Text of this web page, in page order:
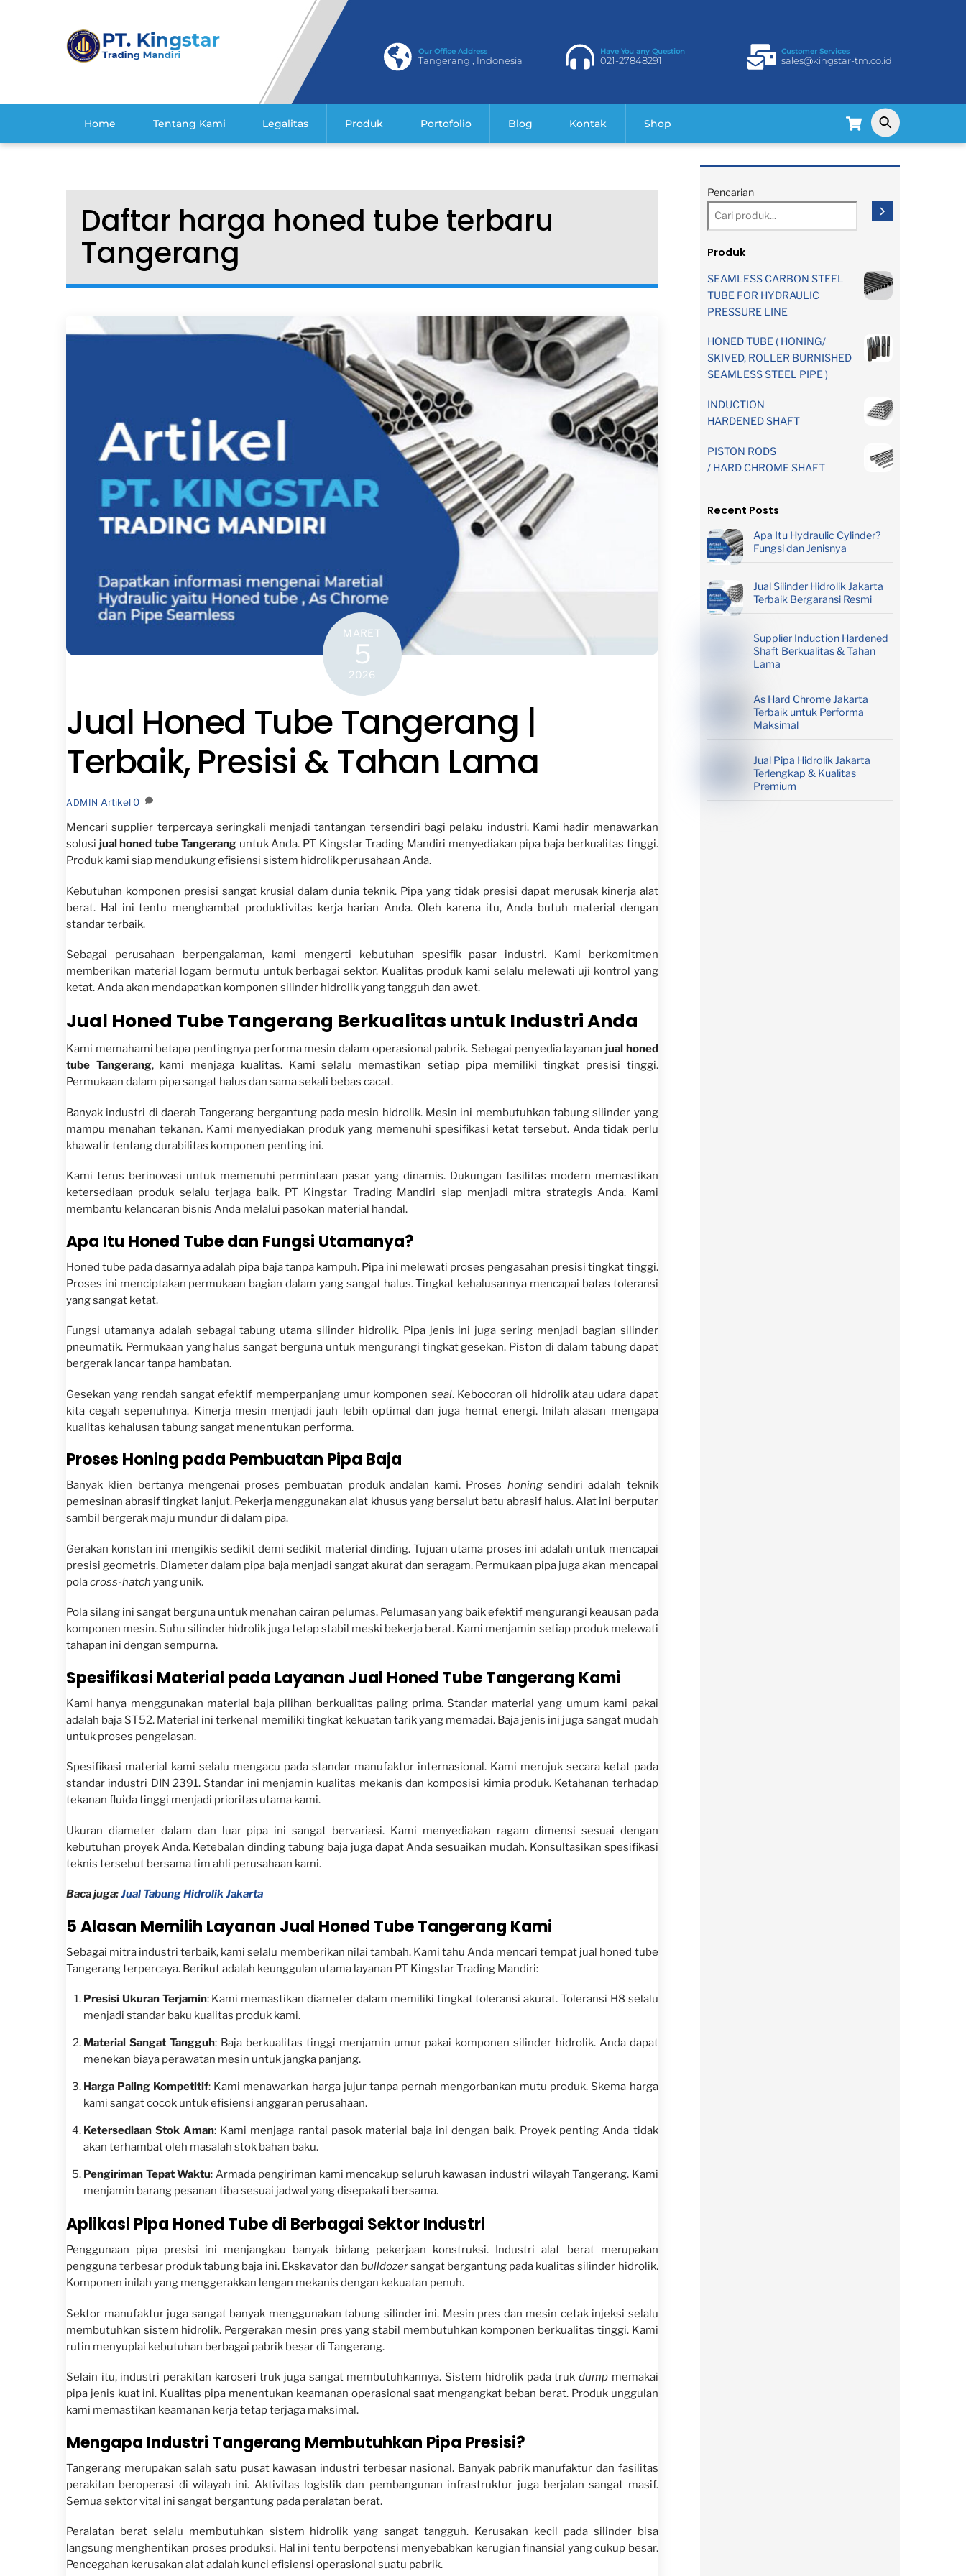
Cart
Home Tentang Kami Legalitas Produk Portofolio Blog Kontak Shop
Our Office Address
Tangerang , Indonesia
Have You any Question
021-27848291
Customer Services
sales@kingstar-tm.co.id
Daftar harga honed tube terbaru
Tangerang
MARET
5
2026
Jual Honed Tube Tangerang |
Terbaik, Presisi & Tahan Lama
ADMIN Artikel 0
Mencari supplier terpercaya seringkali menjadi tantangan tersendiri bagi pelaku industri. Kami hadir menawarkan
solusi jual honed tube Tangeranguntuk Anda. PT Kingstar Trading Mandiri menyediakan pipa baja berkualitas tinggi.
Produk kami siap mendukung efisiensi sistem hidrolik perusahaan Anda.
Kebutuhan komponen presisi sangat krusial dalam dunia teknik. Pipa yang tidak presisi dapat merusak kinerja alat
berat. Hal ini tentu menghambat produktivitas kerja harian Anda. Oleh karena itu, Anda butuh material dengan
standar terbaik.
Sebagai perusahaan berpengalaman, kami mengerti kebutuhan spesifik pasar industri. Kami berkomitmen
memberikan material logam bermutu untuk berbagai sektor. Kualitas produk kami selalu melewati uji kontrol yang
ketat. Anda akan mendapatkan komponen silinder hidrolik yang tangguh dan awet.
Jual Honed Tube Tangerang Berkualitas untuk Industri Anda
Kami memahami betapa pentingnya performa mesin dalam operasional pabrik. Sebagai penyedia layanan jual honed
tube Tangerang, kami menjaga kualitas. Kami selalu memastikan setiap pipa memiliki tingkat presisi tinggi.
Permukaan dalam pipa sangat halus dan sama sekali bebas cacat.
Banyak industri di daerah Tangerang bergantung pada mesin hidrolik. Mesin ini membutuhkan tabung silinder yang
mampu menahan tekanan. Kami menyediakan produk yang memenuhi spesifikasi ketat tersebut. Anda tidak perlu
khawatir tentang durabilitas komponen penting ini.
Kami terus berinovasi untuk memenuhi permintaan pasar yang dinamis. Dukungan fasilitas modern memastikan
ketersediaan produk selalu terjaga baik. PT Kingstar Trading Mandiri siap menjadi mitra strategis Anda. Kami
membantu kelancaran bisnis Anda melalui pasokan material handal.
Apa Itu Honed Tube dan Fungsi Utamanya?
Honed tube pada dasarnya adalah pipa baja tanpa kampuh. Pipa ini melewati proses pengasahan presisi tingkat tinggi.
Proses ini menciptakan permukaan bagian dalam yang sangat halus. Tingkat kehalusannya mencapai batas toleransi
yang sangat ketat.
Fungsi utamanya adalah sebagai tabung utama silinder hidrolik. Pipa jenis ini juga sering menjadi bagian silinder
pneumatik. Permukaan yang halus sangat berguna untuk mengurangi tingkat gesekan. Piston di dalam tabung dapat
bergerak lancar tanpa hambatan.
Gesekan yang rendah sangat efektif memperpanjang umur komponen seal. Kebocoran oli hidrolik atau udara dapat
kita cegah sepenuhnya. Kinerja mesin menjadi jauh lebih optimal dan juga hemat energi. Inilah alasan mengapa
kualitas kehalusan tabung sangat menentukan performa.
Proses Honing pada Pembuatan Pipa Baja
Banyak klien bertanya mengenai proses pembuatan produk andalan kami. Proses honingsendiri adalah teknik
pemesinan abrasif tingkat lanjut. Pekerja menggunakan alat khusus yang bersalut batu abrasif halus. Alat ini berputar
sambil bergerak maju mundur di dalam pipa.
Gerakan konstan ini mengikis sedikit demi sedikit material dinding. Tujuan utama proses ini adalah untuk mencapai
presisi geometris. Diameter dalam pipa baja menjadi sangat akurat dan seragam. Permukaan pipa juga akan mencapai
polacross-hatch yang unik.
Pola silang ini sangat berguna untuk menahan cairan pelumas. Pelumasan yang baik efektif mengurangi keausan pada
komponen mesin. Suhu silinder hidrolik juga tetap stabil meski bekerja berat. Kami menjamin setiap produk melewati
tahapan ini dengan sempurna.
Spesifikasi Material pada Layanan Jual Honed Tube Tangerang Kami
Kami hanya menggunakan material baja pilihan berkualitas paling prima. Standar material yang umum kami pakai
adalah baja ST52. Material ini terkenal memiliki tingkat kekuatan tarik yang memadai. Baja jenis ini juga sangat mudah
untuk proses pengelasan.
Spesifikasi material kami selalu mengacu pada standar manufaktur internasional. Kami merujuk secara ketat pada
standar industri DIN 2391. Standar ini menjamin kualitas mekanis dan komposisi kimia produk. Ketahanan terhadap
tekanan fluida tinggi menjadi prioritas utama kami.
Ukuran diameter dalam dan luar pipa ini sangat bervariasi. Kami menyediakan ragam dimensi sesuai dengan
kebutuhan proyek Anda. Ketebalan dinding tabung baja juga dapat Anda sesuaikan mudah. Konsultasikan spesifikasi
teknis tersebut bersama tim ahli perusahaan kami.
Baca juga:Jual Tabung Hidrolik Jakarta
5 Alasan Memilih Layanan Jual Honed Tube Tangerang Kami
Sebagai mitra industri terbaik, kami selalu memberikan nilai tambah. Kami tahu Anda mencari tempat jual honed tube
Tangerang terpercaya. Berikut adalah keunggulan utama layanan PT Kingstar Trading Mandiri:
Presisi Ukuran Terjamin: Kami memastikan diameter dalam memiliki tingkat toleransi akurat. Toleransi H8 selalu
menjadi standar baku kualitas produk kami.
Material Sangat Tangguh: Baja berkualitas tinggi menjamin umur pakai komponen silinder hidrolik. Anda dapat
menekan biaya perawatan mesin untuk jangka panjang.
Harga Paling Kompetitif: Kami menawarkan harga jujur tanpa pernah mengorbankan mutu produk. Skema harga
kami sangat cocok untuk efisiensi anggaran perusahaan.
Ketersediaan Stok Aman: Kami menjaga rantai pasok material baja ini dengan baik. Proyek penting Anda tidak
akan terhambat oleh masalah stok bahan baku.
Pengiriman Tepat Waktu: Armada pengiriman kami mencakup seluruh kawasan industri wilayah Tangerang. Kami
menjamin barang pesanan tiba sesuai jadwal yang disepakati bersama.
Aplikasi Pipa Honed Tube di Berbagai Sektor Industri
Penggunaan pipa presisi ini menjangkau banyak bidang pekerjaan konstruksi. Industri alat berat merupakan
pengguna terbesar produk tabung baja ini. Ekskavator dan bulldozersangat bergantung pada kualitas silinder hidrolik.
Komponen inilah yang menggerakkan lengan mekanis dengan kekuatan penuh.
Sektor manufaktur juga sangat banyak menggunakan tabung silinder ini. Mesin pres dan mesin cetak injeksi selalu
membutuhkan sistem hidrolik. Pergerakan mesin pres yang stabil membutuhkan komponen berkualitas tinggi. Kami
rutin menyuplai kebutuhan berbagai pabrik besar di Tangerang.
Selain itu, industri perakitan karoseri truk juga sangat membutuhkannya. Sistem hidrolik pada truk dumpmemakai
pipa jenis kuat ini. Kualitas pipa menentukan keamanan operasional saat mengangkat beban berat. Produk unggulan
kami memastikan keamanan kerja tetap terjaga maksimal.
Mengapa Industri Tangerang Membutuhkan Pipa Presisi?
Tangerang merupakan salah satu pusat kawasan industri terbesar nasional. Banyak pabrik manufaktur dan fasilitas
perakitan beroperasi di wilayah ini. Aktivitas logistik dan pembangunan infrastruktur juga berjalan sangat masif.
Semua sektor vital ini sangat bergantung pada peralatan berat.
Peralatan berat selalu membutuhkan sistem hidrolik yang sangat tangguh. Kerusakan kecil pada silinder bisa
langsung menghentikan proses produksi. Hal ini tentu berpotensi menyebabkan kerugian finansial yang cukup besar.
Pencegahan kerusakan alat adalah kunci efisiensi operasional suatu pabrik.
Pencarian
Produk
SEAMLESS CARBON STEEL
TUBE FOR HYDRAULIC
PRESSURE LINE
HONED TUBE ( HONING/
SKIVED, ROLLER BURNISHED
SEAMLESS STEEL PIPE )
INDUCTION
HARDENED SHAFT
PISTON RODS
/ HARD CHROME SHAFT
Recent Posts
Apa Itu Hydraulic Cylinder?
Fungsi dan Jenisnya
Jual Silinder Hidrolik Jakarta
Terbaik Bergaransi Resmi
Supplier Induction Hardened
Shaft Berkualitas & Tahan
Lama
As Hard Chrome Jakarta
Terbaik untuk Performa
Maksimal
Jual Pipa Hidrolik Jakarta
Terlengkap & Kualitas
Premium